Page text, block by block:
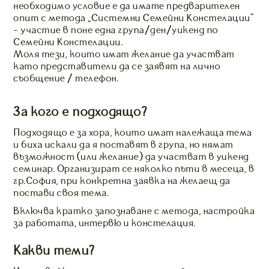
необходимо условие е да имате предварителен
опит с метода “Системни Семейни Констелации”
- участие в поне една група/ден/уикенд по
Семейни Констелации.
Моля тези, които имат желание да участват
като представители да се заявят на лично
съобщение / телефон.
За кого е подходящо?
Подходящо е за хора, които имат належаща тема
и биха искали да я поставят в група, но нямат
възможност (или желание) да участват в уикенд
семинар. Организират се няколко пъти в месеца, в
гр.София, при конкретна заявка на желаещ да
постави своя тема.
Включва кратко запознаване с метода, настройка
за работата, интервю и констелация.
Какви теми?